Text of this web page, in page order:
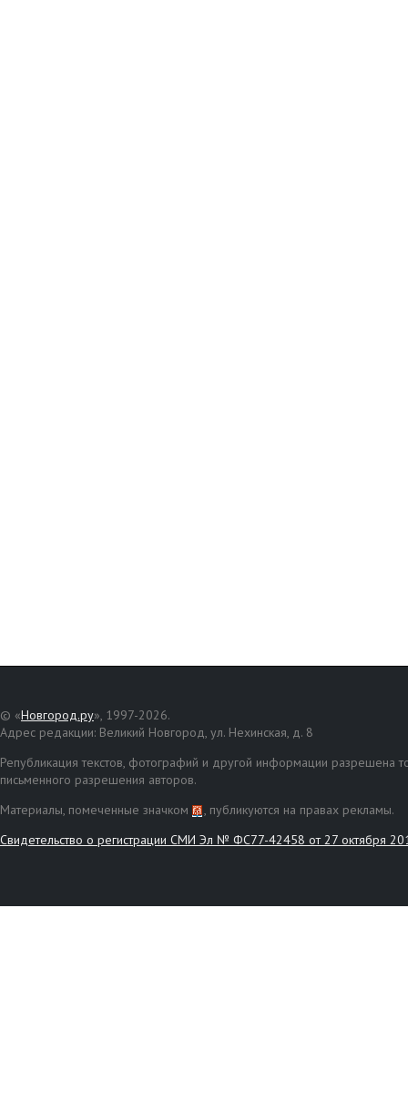
© «Новгород.ру», 1997-2026.
Адрес редакции: Великий Новгород, ул. Нехинская, д. 8
Републикация текстов, фотографий и другой информации разрешена
письменного разрешения авторов.
Материалы, помеченные значком
, публикуются на правах рекламы.
Свидетельство о регистрации СМИ Эл № ФС77-42458 от 27 октября